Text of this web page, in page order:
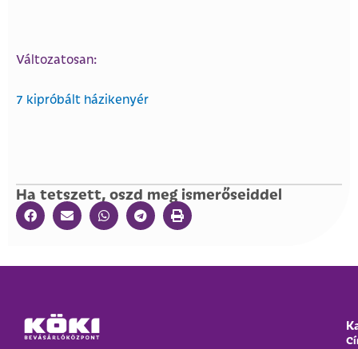
Változatosan:
7 kipróbált házikenyér
Ha tetszett, oszd meg ismerőseiddel